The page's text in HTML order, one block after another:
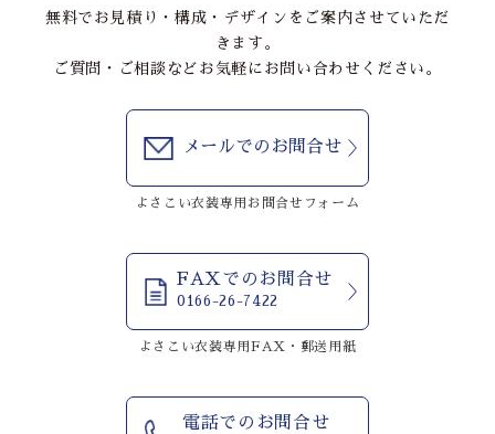
無料でお見積り・構成・デザインをご案内させていただ
きます。
ご質問・ご相談などお気軽にお問い合わせください。
メールでのお問合せ
よさこい衣装専用お問合せフォーム
FAXでのお問合せ
0166-26-7422
よさこい衣装専用FAX・郵送用紙
電話でのお問合せ